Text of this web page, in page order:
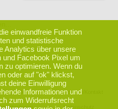
oben
innen
Impressum/Kontakt
Datenschutz
einwandfreie Funktion
und statistische
Analytics über unsere
und Facebook Pixel um
zu optimieren. Wenn du
oder auf "ok" klickst,
deine Einwilligung
Informationen und
zum Widerrufsrecht